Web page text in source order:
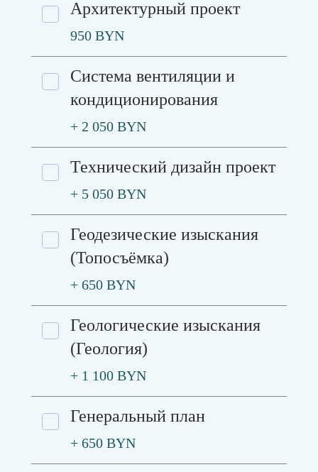
Архитектурный проект
950 BYN
Система вентиляции и
кондиционирования
+ 2 050 BYN
Технический дизайн проект
+ 5 050 BYN
Геодезические изыскания
(Топосъёмка)
+ 650 BYN
Геологические изыскания
(Геология)
+ 1 100 BYN
Генеральный план
+ 650 BYN